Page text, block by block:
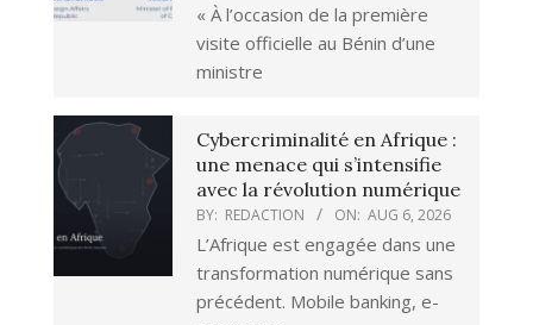
« À l’occasion de la première
visite officielle au Bénin d’une
ministre
Cybercriminalité en Afrique :
une menace qui s’intensifie
avec la révolution numérique
BY: REDACTION ON: AUG 6, 2026
L’Afrique est engagée dans une
transformation numérique sans
précédent. Mobile banking, e-